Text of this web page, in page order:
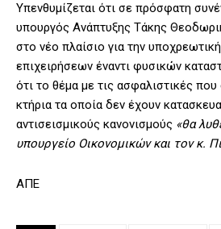
Υπενθυμίζεται ότι σε πρόσφατη
υπουργός Ανάπτυξης Τάκης
στο νέο πλαίσιο για την
επιχειρήσεων έναντι φυσικών
ότι το θέμα με τις ασφαλιστικές
κτήρια τα οποία δεν έχουν
αντισεισμικούς κανονισμούς «θα
υπουργείο Οικονομικών και τον κ.
ΑΠΕ